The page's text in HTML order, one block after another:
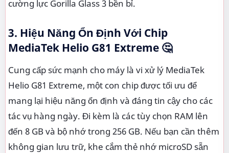
cường lực Gorilla Glass 3 bền bỉ.
3. Hiệu Năng Ổn Định Với Chip
MediaTek Helio G81 Extreme 🤔
Cung cấp sức mạnh cho máy là vi xử lý MediaTek
Helio G81 Extreme, một con chip được tối ưu để
mang lại hiệu năng ổn định và đáng tin cậy cho các
tác vụ hàng ngày. Đi kèm là các tùy chọn RAM lên
đến 8 GB và bộ nhớ trong 256 GB. Nếu bạn cần thêm
không gian lưu trữ, khe cắm thẻ nhớ microSD sẵn